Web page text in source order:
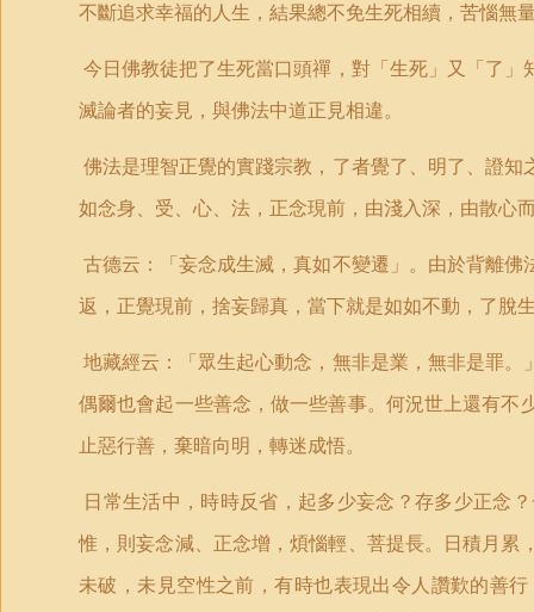
不斷追求幸福的人生，結果總不免生死相續，苦惱無
今日佛教徒把了生死當口頭禪，對「生死」又「了
滅論者的妄見，與佛法中道正見相違。
佛法是理智正覺的實踐宗教，了者覺了、明了、證
如念身、受、心、法，正念現前，由淺入深，由散心
古德云：「妄念成生滅，真如不變遷」。由於背離
返，正覺現前，捨妄歸真，當下就是如如不動，了脫
地藏經云：「眾生起心動念，無非是業，無非是罪
偶爾也會起一些善念，做一些善事。何況世上還有
止惡行善，棄暗向明，轉迷成悟。
日常生活中，時時反省，起多少妄念？存多少正念
惟，則妄念減、正念增，煩惱輕、菩提長。日積月
未破，未見空性之前，有時也表現出令人讚歎的善